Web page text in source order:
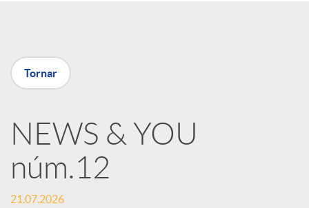
a
a
r
Tornar
NEWS & YOU
núm.12
21.07.2026